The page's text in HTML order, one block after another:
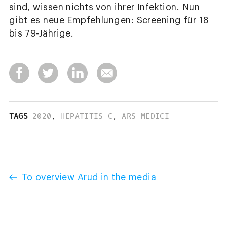
sind, wissen nichts von ihrer Infektion. Nun
gibt es neue Empfehlungen: Screening für 18
bis 79-Jährige.
TAGS 2020 , HEPATITIS C , ARS MEDICI
To overview Arud in the media